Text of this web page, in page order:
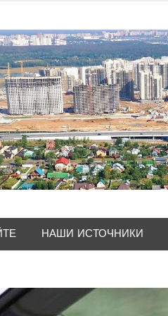
НАШИ ИСТОЧНИКИ